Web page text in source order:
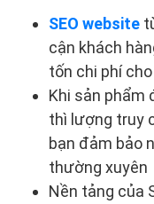
SEO website
cận khách
tốn chi phí
Khi sản phẩm
thì lượng truy
bạn đảm bảo
thường xuyên
Nền tảng của